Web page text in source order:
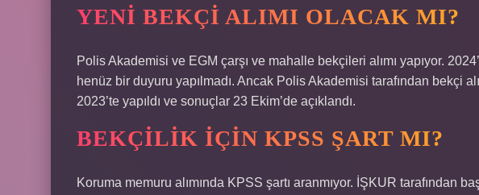
YENI BEKÇI ALIMI OLACAK MI?
Polis Akademisi ve EGM çarşı ve mahalle bekçileri alımı yapıyor.
henüz bir duyuru yapılmadı. Ancak Polis Akademisi tarafından bekçi
2023’te yapıldı ve sonuçlar 23 Ekim’de açıklandı.
BEKÇILIK IÇIN KPSS ŞART MI?
Koruma memuru alımında KPSS şartı aranmıyor. İŞKUR tarafından